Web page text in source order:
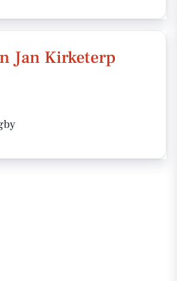
Jan Kirketerp